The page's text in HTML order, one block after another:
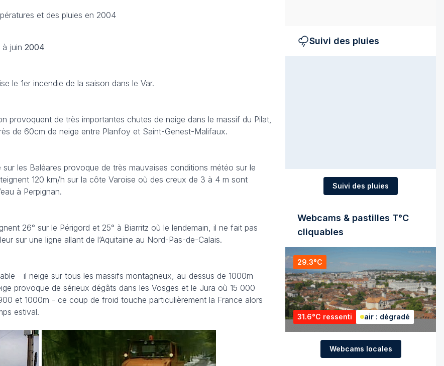
et des pluies en 2004
à juin 2004
le 1er incendie de la saison dans le Var.
provoquent de très importantes chutes de neige dans le massif du Pilat,
de 60cm de neige entre Planfoy et Saint-Genest-Malifaux.
sur les Baléares provoque de très mauvaises conditions météo sur le
120 km/h sur la côte Varoise où des creux de 3 à 4 m sont
à Perpignan.
26° sur le Périgord et 25° à Biarritz où le lendemain, il ne fait pas
sur une ligne allant de l’Aquitaine au Nord-Pas-de-Calais.
- il neige sur tous les massifs montagneux, au-dessus de 1000m
provoque de sérieux dégâts dans les Vosges et le Jura où 15 000
et 1000m - ce coup de froid touche particulièrement la France alors
estival.
Suivi des pluies
Suivi des pluies
Webcams & pastilles T°C
cliquables
29.3°C
31.6°C ressenti air : dégradé
Webcams locales